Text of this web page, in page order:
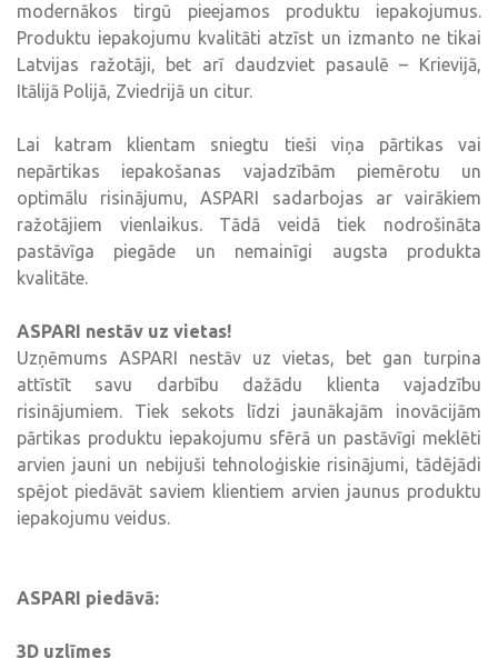
modernākos tirgū pieejamos produktu iepakojumus.
Produktu iepakojumu kvalitāti atzīst un izmanto ne tikai
Latvijas ražotāji, bet arī daudzviet pasaulē – Krievijā,
Itālijā Polijā, Zviedrijā un citur.
Lai katram klientam sniegtu tieši viņa pārtikas vai
nepārtikas iepakošanas vajadzībām piemērotu un
optimālu risinājumu, ASPARI sadarbojas ar vairākiem
ražotājiem vienlaikus. Tādā veidā tiek nodrošināta
pastāvīga piegāde un nemainīgi augsta produkta
kvalitāte.
ASPARI nestāv uz vietas!
Uzņēmums ASPARI nestāv uz vietas, bet gan turpina
attīstīt savu darbību dažādu klienta vajadzību
risinājumiem. Tiek sekots līdzi jaunākajām inovācijām
pārtikas produktu iepakojumu sfērā un pastāvīgi meklēti
arvien jauni un nebijuši tehnoloģiskie risinājumi, tādējādi
spējot piedāvāt saviem klientiem arvien jaunus produktu
iepakojumu veidus.
ASPARI piedāvā:
3D uzlīmes